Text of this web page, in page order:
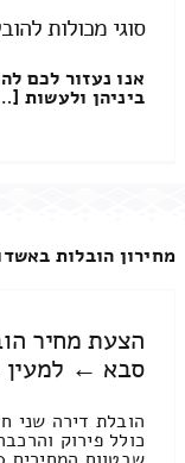
סוגי מכולות
אנו נעזור לכם
ביניהן ולעשות
מחירון הובלות
הצעת מחיר
סבא ← למעין
הובלת דירה שני